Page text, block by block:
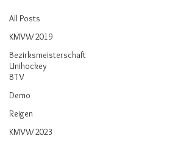
All Posts
KMVW 2019
Bezirksmeisterschaft
Unihockey
BTV
Demo
Reigen
KMVW 2023